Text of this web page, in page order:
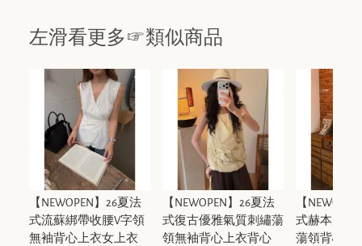
左滑看更多☞類似商品
【NEWOPEN】26夏法
式流蘇綁帶收腰V字領
無袖背心上衣女上衣
【NEWOPEN】26夏法
式復古優雅氣質刺繡蕩
領無袖背心上衣背心
【
式赫本風天
蕩領背心上